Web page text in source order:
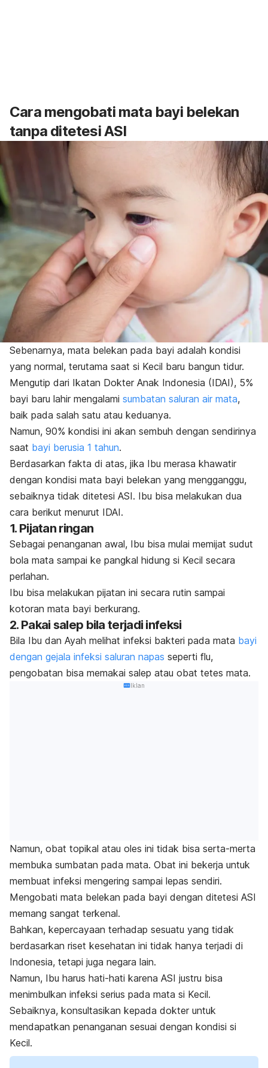
Cara mengobati mata bayi belekan
tanpa ditetesi ASI
Sebenarnya, mata belekan pada bayi adalah kondisi
yang normal, terutama saat si Kecil baru bangun tidur.
Mengutip dari Ikatan Dokter Anak Indonesia (IDAI), 5%
bayi baru lahir mengalami sumbatan saluran air mata,
baik pada salah satu atau keduanya.
Namun, 90% kondisi ini akan sembuh dengan sendirinya
saat bayi berusia 1 tahun.
Berdasarkan fakta di atas, jika Ibu merasa khawatir
dengan kondisi mata bayi belekan yang mengganggu,
sebaiknya tidak ditetesi ASI. Ibu bisa melakukan dua
cara berikut menurut IDAI.
1. Pijatan ringan
Sebagai penanganan awal, Ibu bisa mulai memijat sudut
bola mata sampai ke pangkal hidung si Kecil secara
perlahan.
Ibu bisa melakukan pijatan ini secara rutin sampai
kotoran mata bayi berkurang.
2. Pakai salep bila terjadi infeksi
Bila Ibu dan Ayah melihat infeksi bakteri pada mata bayi
dengan gejala infeksi saluran napas seperti flu,
pengobatan bisa memakai salep atau obat tetes mata.
Iklan
Namun, obat topikal atau oles ini tidak bisa serta-merta
membuka sumbatan pada mata. Obat ini bekerja untuk
membuat infeksi mengering sampai lepas sendiri.
Mengobati mata belekan pada bayi dengan ditetesi ASI
memang sangat terkenal.
Bahkan, kepercayaan terhadap sesuatu yang tidak
berdasarkan riset kesehatan ini tidak hanya terjadi di
Indonesia, tetapi juga negara lain.
Namun, Ibu harus hati-hati karena ASI justru bisa
menimbulkan infeksi serius pada mata si Kecil.
Sebaiknya, konsultasikan kepada dokter untuk
mendapatkan penanganan sesuai dengan kondisi si
Kecil.